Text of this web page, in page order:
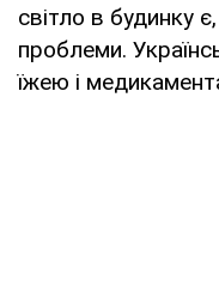
світло в будинку
проблеми.
їжею і